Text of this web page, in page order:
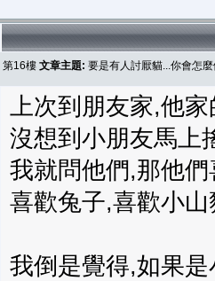
第16樓 文章主題: 要是有人討厭貓...你會怎
上次到朋友家,他
沒想到小朋友馬上
我就問他們,那他
喜歡兔子,喜歡小
我倒是覺得,如果